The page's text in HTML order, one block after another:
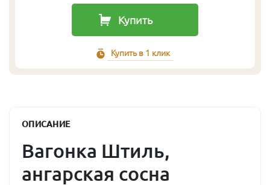
Купить
Купить в 1 клик
ОПИСАНИЕ
Вагонка Штиль,
ангарская сосна